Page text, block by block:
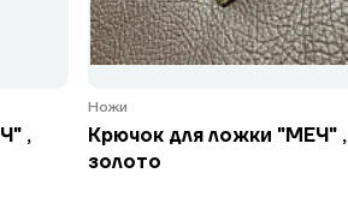
,
Ножи
Крючок для ложки "МЕЧ" ,
золото